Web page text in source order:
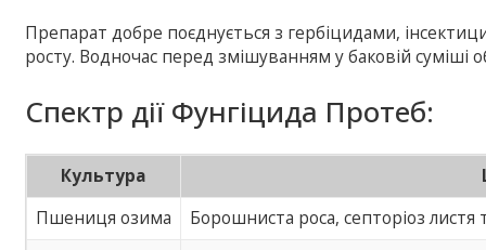
Препарат добре поєднується з гербіцидами,
росту. Водночас перед змішуванням у баковій суміші
Спектр дії Фунгіцида Протеб:
Культура
Пшениця озима
Борошниста роса, септоріоз листя